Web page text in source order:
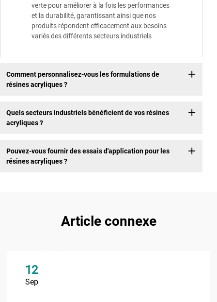
verte pour améliorer à la fois les performances
et la durabilité, garantissant ainsi que nos
produits répondent efficacement aux besoins
variés des différents secteurs industriels
Comment personnalisez-vous les formulations de
résines acryliques ?
Quels secteurs industriels bénéficient de vos résines
acryliques ?
Pouvez-vous fournir des essais d'application pour les
résines acryliques ?
Article connexe
12
Sep